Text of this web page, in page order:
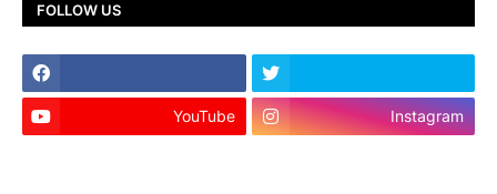
FOLLOW US
YouTube Instagram